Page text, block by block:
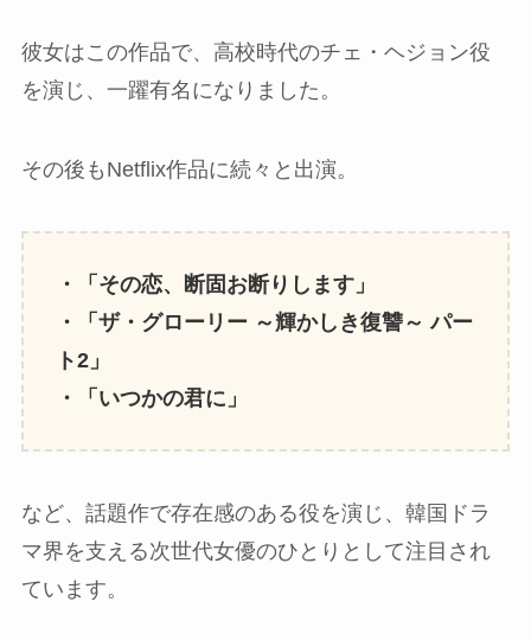
彼女はこの作品で、高校時代のチェ・ヘジョン役
を演じ、一躍有名になりました。
その後もNetflix作品に続々と出演。
・「その恋、断固お断りします」
・「ザ・グローリー ～輝かしき復讐～ パー
ト2」
・「いつかの君に」
など、話題作で存在感のある役を演じ、韓国ドラ
マ界を支える次世代女優のひとりとして注目され
ています。